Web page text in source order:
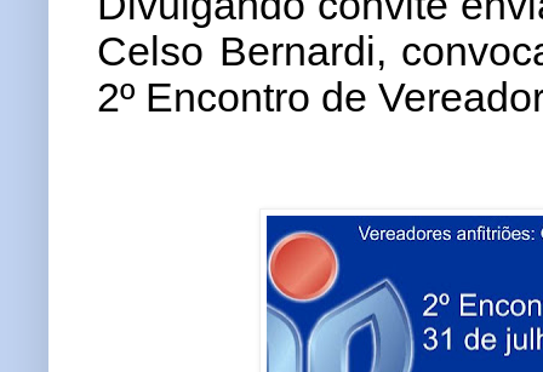
Celso Bernardi,
2º Encontro de